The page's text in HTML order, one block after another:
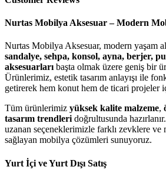
Nurtas Mobilya Aksesuar – Modern
Nurtas Mobilya Aksesuar, modern yaşam
sandalye, sehpa, konsol, ayna, berjer,
aksesuarları başta olmak üzere geniş bir
Ürünlerimiz, estetik tasarım anlayışı ile
getirerek hem konut hem de ticari projeler
Tüm ürünlerimiz yüksek kalite malzeme,
tasarım trendleri doğrultusunda
uzanan seçeneklerimizle farklı zevklere ve
sağlayan mobilya çözümleri sunuyoruz.
Yurt İçi ve Yurt Dışı Satış